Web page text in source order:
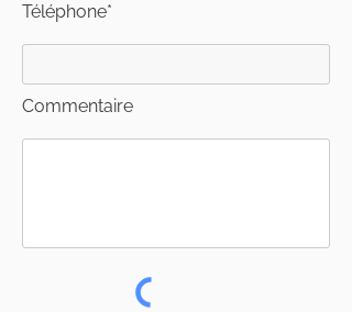
Téléphone*
Commentaire